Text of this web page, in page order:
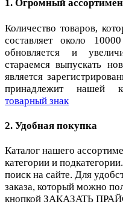
1. Огромный
Количество товаров,
составляет около
обновляется и
стараемся выпускать
является
принадлежит нашей
товарный знак
2. Удобная покупка
Каталог нашего
категории и
поиск на сайте. Для
заказа, который можно
кнопкой ЗАКАЗАТЬ ПРАЙС